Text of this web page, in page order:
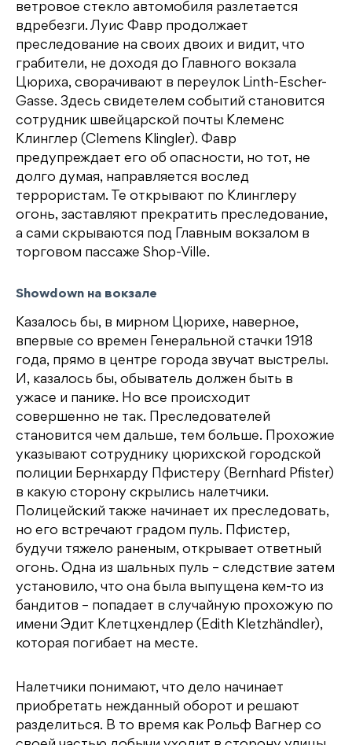
ветровое стекло автомобиля разлетается
вдребезги. Луис Фавр продолжает
преследование на своих двоих и видит, что
грабители, не доходя до Главного вокзала
Цюриха, сворачивают в переулок Linth-Escher-
Gasse. Здесь свидетелем событий становится
сотрудник швейцарской почты Клеменс
Клинглер (Clemens Klingler). Фавр
предупреждает его об опасности, но тот, не
долго думая, направляется вослед
террористам. Те открывают по Клинглеру
огонь, заставляют прекратить преследование,
а сами скрываются под Главным вокзалом в
торговом пассаже Shop-Ville.
Showdown на вокзале
Казалось бы, в мирном Цюрихе, наверное,
впервые со времен Генеральной стачки 1918
года, прямо в центре города звучат выстрелы.
И, казалось бы, обыватель должен быть в
ужасе и панике. Но все происходит
совершенно не так. Преследователей
становится чем дальше, тем больше. Прохожие
указывают сотруднику цюрихской городской
полиции Бернхарду Пфистеру (Bernhard Pfister)
в какую сторону скрылись налетчики.
Полицейский также начинает их преследовать,
но его встречают градом пуль. Пфистер,
будучи тяжело раненым, открывает ответный
огонь. Одна из шальных пуль – следствие затем
установило, что она была выпущена кем-то из
бандитов – попадает в случайную прохожую по
имени Эдит Клетцхендлер (Edith Kletzhändler),
которая погибает на месте.
Налетчики понимают, что дело начинает
приобретать нежданный оборот и решают
разделиться. В то время как Рольф Вагнер со